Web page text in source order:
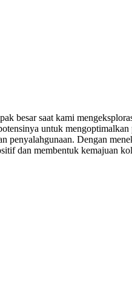
besar saat kami
untuk mengoptimalkan
penyalahgunaan. Dengan
dan membentuk kemajuan